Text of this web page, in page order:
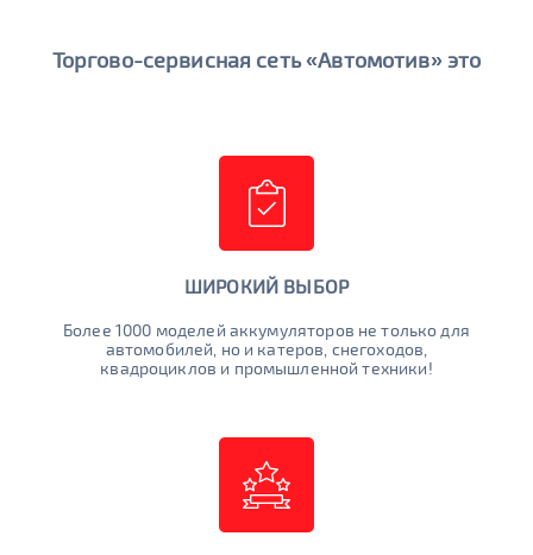
Торгово-сервисная сеть «Автомотив» это
ШИРОКИЙ ВЫБОР
Более 1000 моделей аккумуляторов не только для
автомобилей, но и катеров, снегоходов,
квадроциклов и промышленной техники!